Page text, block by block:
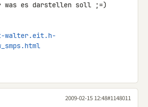
was es darstellen soll ;=)
walter.eit.h-
2009-02-15 12:48#1148011